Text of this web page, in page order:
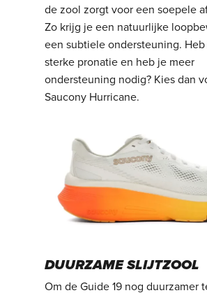
de zool zorgt voor een soepele
Zo krijg je een natuurlijke
een subtiele ondersteuning.
sterke pronatie en heb je meer
ondersteuning nodig? Kies dan
Saucony Hurricane.
DUURZAME SLIJTZOOL
Om de Guide 19 nog duurzamer